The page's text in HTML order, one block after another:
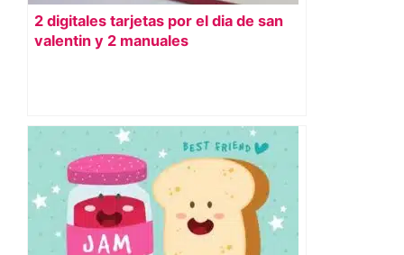
2 digitales tarjetas por el dia de san
valentin y 2 manuales